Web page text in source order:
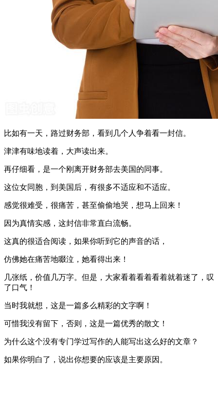
比如有一天，路过财务部，看到几个人争着看一封信。
津津有味地读着，大声读出来。
再仔细看，是一个刚离开财务部去美国的同事。
这位女同胞，到美国后，有很多不适应和不适应。
感觉很难受，很痛苦，甚至偷偷地哭，想马上回来！
因为真情实感，这封信非常直白流畅。
这真的很适合阅读，如果你听到它的声音的话，
仿佛她在痛苦地啜泣，她看得出来！
几张纸，价值几万字。但是，大家看着看着看着就着迷了，叹
了口气！
当时我就想，这是一篇多么精彩的文字啊！
可惜我没有留下，否则，这是一篇优秀的散文！
为什么这个没有专门学过写作的人能写出这么好的文章？
如果你明白了，说出你想要的应该是主要原因。